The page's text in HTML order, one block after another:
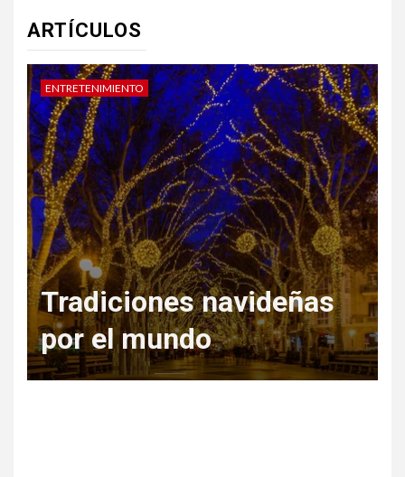
ARTÍCULOS
DATE UN CAPRICHO
Regala Escapadas